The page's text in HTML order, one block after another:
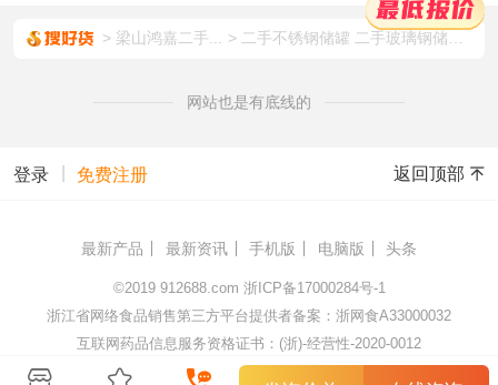
梁山鸿嘉二手... 二手不锈钢储罐 二手玻璃钢储罐 耐腐蚀 鸿嘉
网站也是有底线的
登录 免费注册 返回顶部
最新产品 最新资讯 手机版 电脑版 头条
©2019 912688.com 浙ICP备17000284号-1
浙江省网络食品销售第三方平台提供者备案：浙网食A33000032
互联网药品信息服务资格证书：(浙)-经营性-2020-0012
杭州顺藤网络科技有限公司